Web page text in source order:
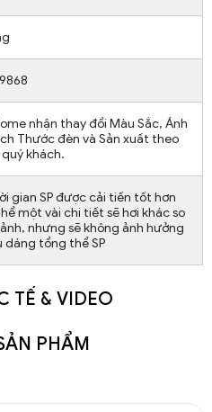
nhận thay đổi Màu Sắc, Ánh
Thước đèn và Sản xuất theo
khách.
gian SP được cải tiến tốt hơn
một vài chi tiết sẽ hơi khác so
nhưng sẽ không ảnh hưởng
dáng tổng thể SP
TẾ & VIDEO
PHẨM